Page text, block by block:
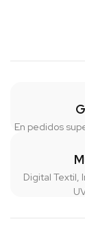
En pedidos
Digital Textil,